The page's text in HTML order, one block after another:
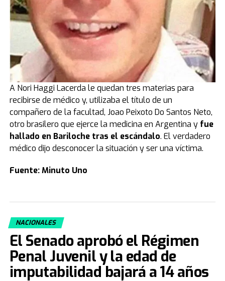
A Nori Haggi Lacerda le quedan tres materias para
recibirse de médico y, utilizaba el título de un
compañero de la facultad, Joao Peixoto Do Santos Neto,
otro brasilero que ejerce la medicina en Argentina y fue
hallado en Bariloche tras el escándalo. El verdadero
médico dijo desconocer la situación y ser una víctima.
Fuente: Minuto Uno
NACIONALES
El Senado aprobó el Régimen
Penal Juvenil y la edad de
imputabilidad bajará a 14 años